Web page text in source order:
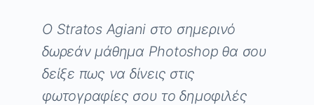
O Stratos Agiani στο σημερινό
δωρεάν μάθημα Photoshop θα σου
δείξε πως να δίνεις στις
φωτογραφίες σου το δημοφιλές